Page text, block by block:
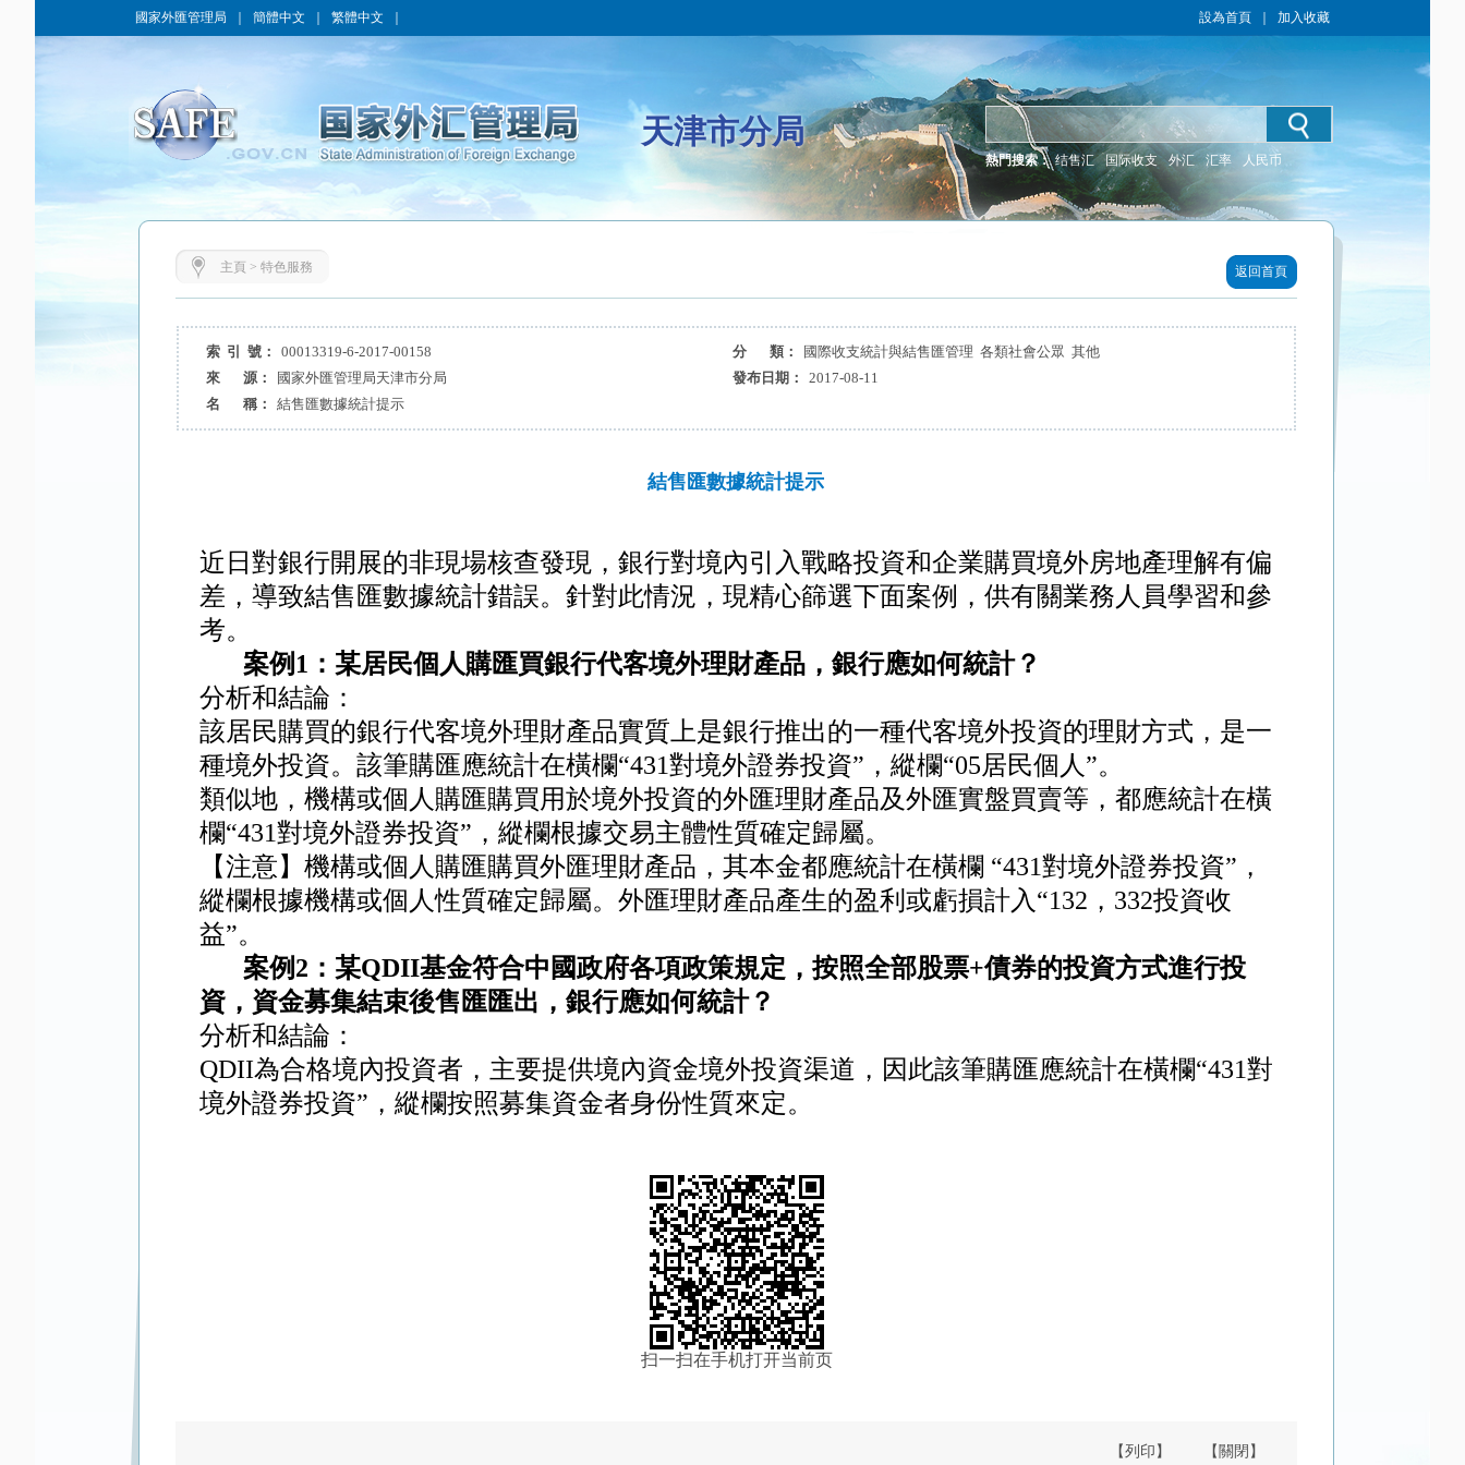
國家外匯管理局 簡體中文 繁體中文 設為首頁 加入收藏
天津市分局
熱門搜索： 结售汇 国际收支 外汇 汇率 人民币
主頁 > 特色服務 返回首頁
索 引 號： 00013319-6-2017-00158 分 類：
國際收支統計與結售匯管理 各類社會公眾 其他
來 源：
國家外匯管理局天津市分局 發布日期：
2017-08-11
名 稱：
結售匯數據統計提示
結售匯數據統計提示
近日對銀行開展的非現場核查發現，銀行對境內引入戰略投資和企業購買境外房地產理解有偏
差，導致結售匯數據統計錯誤。針對此情況，現精心篩選下面案例，供有關業務人員學習和參
考。
案例 1 ： 某居民個人購匯買銀行代客境外理財產品，銀行應如何統計？
分析和結論：
該居民購買的銀行代客境外理財產品實質上是銀行推出的一種代客境外投資的理財方式，是一
種境外投資。該筆購匯應統計在橫欄“431對境外證券投資”，縱欄“05居民個人”。
類似地，機構或個人購匯購買用於境外投資的外匯理財產品及外匯實盤買賣等，都應統計在橫
欄“431對境外證券投資”，縱欄根據交易主體性質確定歸屬。
【注意】機構或個人購匯購買外匯理財產品，其本金都應統計在橫欄 “431對境外證券投資”，
縱欄根據機構或個人性質確定歸屬。外匯理財產品產生的盈利或虧損計入“132 ， 332投資收
益”。
案例2 ： 某QDII基金符合中國政府各項政策規定，按照全部股票+債券的投資方式進行投
資，資金募集結束後售匯匯出，銀行應如何統計？
分析和結論：
QDII為合格境內投資者，主要提供境內資金境外投資渠道，因此該筆購匯應統計在橫欄“431對
境外證券投資”，縱欄按照募集資金者身份性質來定。
扫一扫在手机打开当前页
【列印】 【關閉】